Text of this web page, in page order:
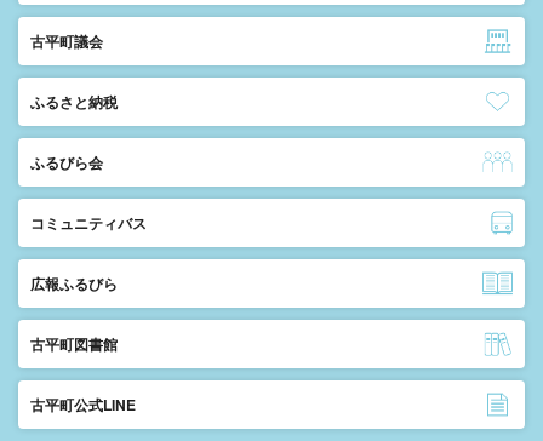
古平町議会
ふるさと納税
ふるびら会
コミュニティバス
広報ふるびら
古平町図書館
古平町公式LINE